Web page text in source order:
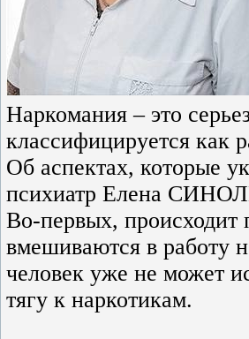
Наркомания – это
классифицируется как
Об аспектах, которые
психиатр Елена
Во-первых, происходит
вмешиваются в работу
человек уже не может
тягу к наркотикам.